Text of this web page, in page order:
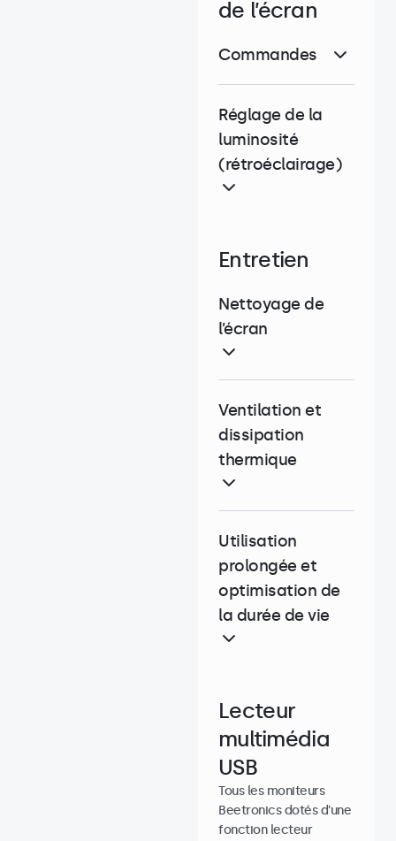
de l’écran
Commandes
Réglage de la
luminosité
(rétroéclairage)
Entretien
Nettoyage de
l’écran
Ventilation et
dissipation
thermique
Utilisation
prolongée et
optimisation de
la durée de vie
Lecteur
multimédia
USB
Tous les moniteurs
Beetronics dotés d'une
fonction lecteur